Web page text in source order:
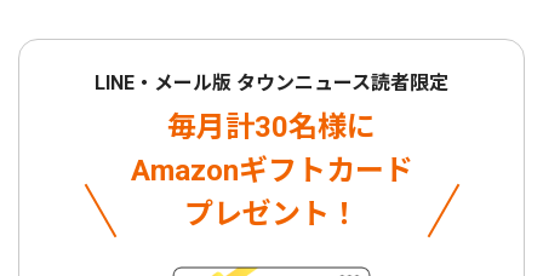
LINE・メール版 タウンニュース読者限定
毎月計30名様に
Amazonギフトカード
プレゼント！